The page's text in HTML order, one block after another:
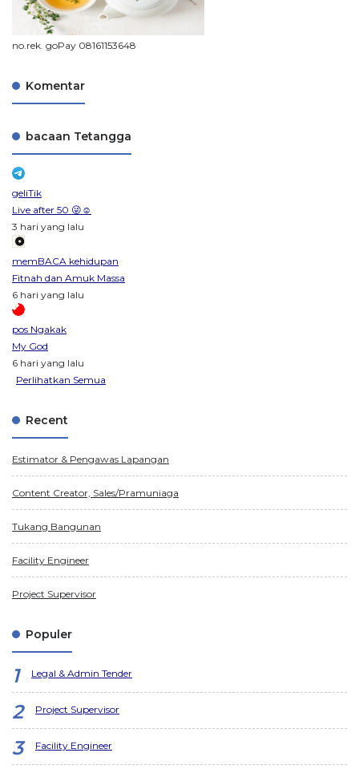
no.rek. goPay 08161153648
Komentar
bacaan Tetangga
geliTik
Live after 50 😜☺️
3 hari yang lalu
memBACA kehidupan
Fitnah dan Amuk Massa
6 hari yang lalu
pos Ngakak
My God
6 hari yang lalu
Perlihatkan Semua
Recent
Estimator & Pengawas Lapangan
Content Creator, Sales/Pramuniaga
Tukang Bangunan
Facility Engineer
Project Supervisor
Populer
Legal & Admin Tender
Project Supervisor
Facility Engineer